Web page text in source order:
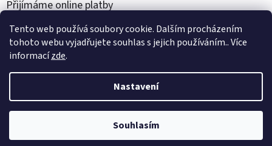
Tento web používá soubory cookie. Dalším procházením
tohoto webu vyjadřujete souhlas s jejich používáním.. Více
informacízde.
Nastavení
Souhlasím
Přijímáme online platby
Vytvořil Shoptet
PEVEKO. Všechna práva vyhrazena.